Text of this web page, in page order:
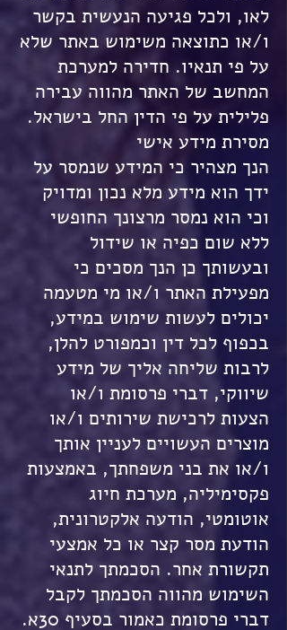
לאו, ולכל פגיעה הנעשית בקשר
ו/או כתוצאה משימוש באתר שלא
על פי תנאיו. חדירה למערכת
המחשב של האתר מהווה עבירה
פלילית על פי הדין החל בישראל.
מסירת מידע אישי
הנך מצהיר כי המידע שנמסר על
ידך הוא מידע מלא נכון ומדויק
וכי הוא נמסר מרצונך החופשי
ללא שום כפיה או שידול
ובעשותך כן הנך מסכים כי
מפעילת האתר ו/או מי מטעמה
יכולים לעשות שימוש במידע,
בכפוף לכל דין וכמפורט להלן,
לרבות שליחה אליך של מידע
שיווקי, דברי פרסומת ו/או
הצעות לרכישת שירותים ו/או
מוצרים העשויים לעניין אותך
ו/או את בני משפחתך, באמצעות
פקסימיליה, מערכת חיוג
אוטומטי, הודעה אלקטרונית,
הודעת מסר קצר או כל אמצעי
תקשורת אחר. הסכמתך לתנאי
השימוש מהווה הסכמתך לקבל
דברי פרסומת כאמור בסעיף 30א.